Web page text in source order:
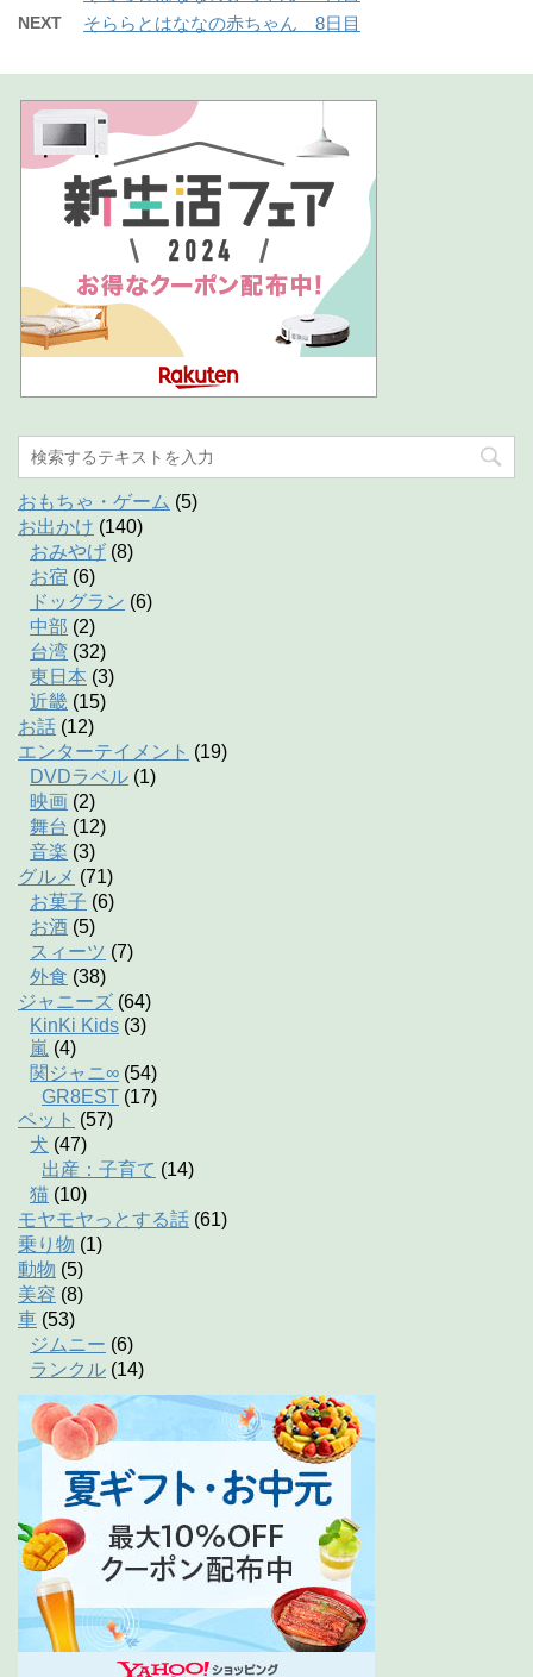
NEXT そららとはななの赤ちゃん 8日目
おもちゃ・ゲーム (5)
お出かけ (140)
おみやげ (8)
お宿 (6)
ドッグラン (6)
中部 (2)
台湾 (32)
東日本 (3)
近畿 (15)
お話 (12)
エンターテイメント (19)
DVDラベル (1)
映画 (2)
舞台 (12)
音楽 (3)
グルメ (71)
お菓子 (6)
お酒 (5)
スィーツ (7)
外食 (38)
ジャニーズ (64)
KinKi Kids (3)
嵐 (4)
関ジャニ∞ (54)
GR8EST (17)
ペット (57)
犬 (47)
出産：子育て (14)
猫 (10)
モヤモヤっとする話 (61)
乗り物 (1)
動物 (5)
美容 (8)
車 (53)
ジムニー (6)
ランクル (14)